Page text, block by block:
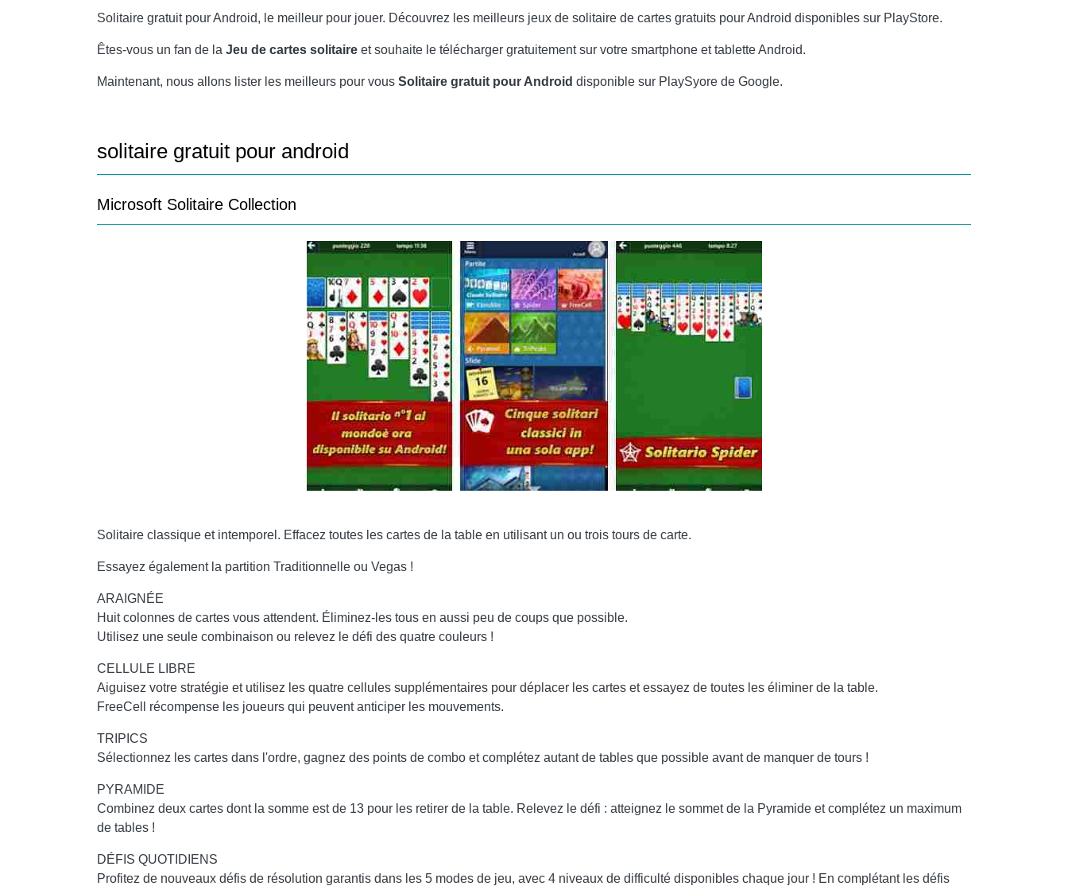
Solitaire gratuit pour Android, le meilleur pour jouer. Découvrez les meilleurs jeux de solitaire de cartes gratuits pour Android disponibles sur PlayStore.
Êtes-vous un fan de la Jeu de cartes solitaire et souhaite le télécharger gratuitement sur votre smartphone et tablette Android.
Maintenant, nous allons lister les meilleurs pour vous Solitaire gratuit pour Android disponible sur PlaySyore de Google.
solitaire gratuit pour android
Microsoft Solitaire Collection
Solitaire classique et intemporel. Effacez toutes les cartes de la table en utilisant un ou trois tours de carte.
Essayez également la partition Traditionnelle ou Vegas !
ARAIGNÉE
Huit colonnes de cartes vous attendent. Éliminez-les tous en aussi peu de coups que possible.
Utilisez une seule combinaison ou relevez le défi des quatre couleurs !
CELLULE LIBRE
Aiguisez votre stratégie et utilisez les quatre cellules supplémentaires pour déplacer les cartes et essayez de toutes les éliminer de la table.
FreeCell récompense les joueurs qui peuvent anticiper les mouvements.
TRIPICS
Sélectionnez les cartes dans l'ordre, gagnez des points de combo et complétez autant de tables que possible avant de manquer de tours !
PYRAMIDE
Combinez deux cartes dont la somme est de 13 pour les retirer de la table. Relevez le défi : atteignez le sommet de la Pyramide et complétez un maximum
de tables !
DÉFIS QUOTIDIENS
Profitez de nouveaux défis de résolution garantis dans les 5 modes de jeu, avec 4 niveaux de difficulté disponibles chaque jour ! En complétant les défis